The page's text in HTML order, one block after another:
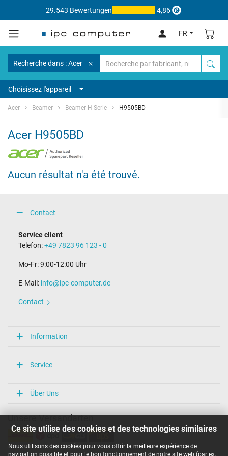
Ce site utilise des cookies et des technologies similaires
Nous utilisons des cookies pour vous offrir la meilleure expérience de
navigation possible et pour le bon fonctionnement de notre site web (par ex.
29.543 Bewertungen 4,86
FR
Recherche dans : Acer
Choisissez l'appareil
Acer Beamer Beamer H Serie H9505BD
Acer H9505BD
Aucun résultat n'a été trouvé.
Contact
Service client
Telefon:+49 7823 96 123 - 0
Mo-Fr: 9:00-12:00 Uhr
E-Mail: info@ipc-computer.de
Contact
Information
Service
Über Uns
Unsere Versandarten